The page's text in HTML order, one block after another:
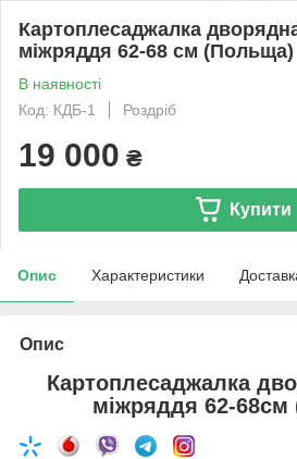
Картоплесаджалка
міжряддя 62-68 см (Польща)
В наявності
Код: КДБ-1
Роздріб
19 000 ₴
Купити
Опис Характеристики
Опис
Картоплесаджалка
міжряддя 62-